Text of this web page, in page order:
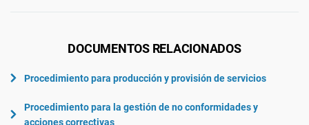
DOCUMENTOS RELACIONADOS
Procedimiento para producción y provisión de servicios
Procedimiento para la gestión de no conformidades y
acciones correctivas